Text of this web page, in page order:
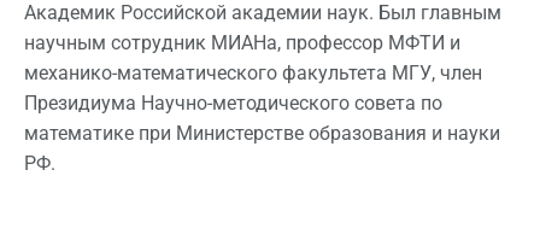
Академик Российской академии наук. Был главным
научным сотрудник МИАНа, профессор МФТИ и
механико-математического факультета МГУ, член
Президиума Научно-методического совета по
математике при Министерстве образования и науки
РФ.